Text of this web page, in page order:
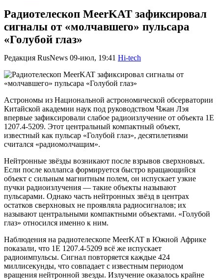
Радиотелескоп MeerKAT зафиксировал
сигналы от «молчавшего» пульсара
«Голубой глаз»
Редакция RusNews 09-июл, 19:41 Hi-tech
Астрономы из Национальной астрономической обсерватории
Китайской академии наук под руководством Чжан Лэя
впервые зафиксировали слабое радиоизлучение от объекта 1E
1207.4-5209. Этот центральный компактный объект,
известный как пульсар «Голубой глаз», десятилетиями
считался «радиомолчащим».
Нейтронные звёзды возникают после взрывов сверхновых.
Если после коллапса формируется быстро вращающийся
объект с сильным магнитным полем, он испускает узкие
пучки радиоизлучения — такие объекты называют
пульсарами. Однако часть нейтронных звёзд в центрах
остатков сверхновых не проявляла радиосигналов; их
называют центральными компактными объектами. «Голубой
глаз» относился именно к ним.
Наблюдения на радиотелескопе MeerKAT в Южной Африке
показали, что 1E 1207.4-5209 всё же испускает
радиоимпульсы. Сигнал повторяется каждые 424
миллисекунды, что совпадает с известным периодом
вращения нейтронной звезды. Излучение оказалось крайне